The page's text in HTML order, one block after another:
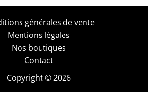
générales de vente
Mentions légales
Nos boutiques
Contact
Copyright © 2026